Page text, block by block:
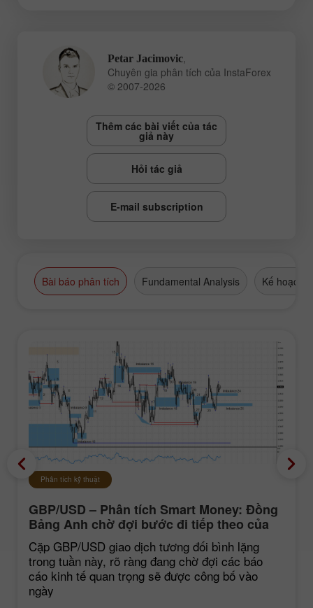
Petar Jacimovic,
Chuyên gia phân tích của InstaForex
© 2007-2026
Thêm các bài viết của tác
giả này
Hỏi tác giả
E-mail subscription
Bài báo phân tích Fundamental Analysis Kế hoạch
Phân tích kỹ thuật
GBP/USD – Phân tích Smart Money: Đồng
Bảng Anh chờ đợi bước đi tiếp theo của
thị trường
Cặp GBP/USD giao dịch tương đối bình lặng
trong tuần này, rõ ràng đang chờ đợi các báo
cáo kinh tế quan trọng sẽ được công bố vào
ngày